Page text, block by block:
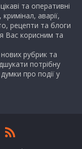
та оперативні
аварії,
рецепти та блоги
Вас корисним та
рубрик та
потрібну
про події у